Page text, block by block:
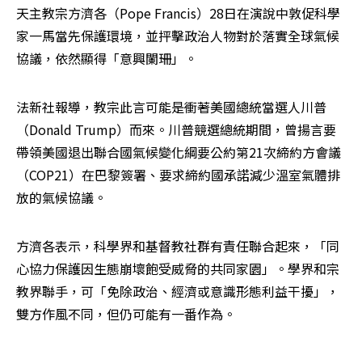
天主教宗方濟各（Pope Francis）28日在演說中敦促科學
家一馬當先保護環境，並抨擊政治人物對於落實全球氣候
協議，依然顯得「意興闌珊」。
法新社報導，教宗此言可能是衝著美國總統當選人川普
（Donald Trump）而來。川普競選總統期間，曾揚言要
帶領美國退出聯合國氣候變化綱要公約第21次締約方會議
（COP21）在巴黎簽署、要求締約國承諾減少溫室氣體排
放的氣候協議。
方濟各表示，科學界和基督教社群有責任聯合起來，「同
心協力保護因生態崩壞飽受威脅的共同家園」。學界和宗
教界聯手，可「免除政治、經濟或意識形態利益干擾」，
雙方作風不同，但仍可能有一番作為。